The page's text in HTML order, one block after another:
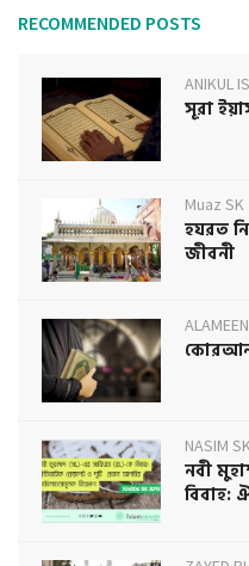
RECOMMENDED POSTS
ANIKUL
সূরা
Muaz SK
হযরত
জীবনী
কোরআন
NASIM
নবী
বিবাহ: